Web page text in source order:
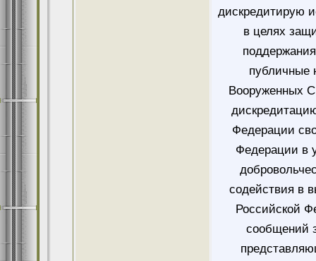
дискредитирую
в целях
публичные
Вооруженных
Федерации
Федерации в
содействия в
Российской
сообщений